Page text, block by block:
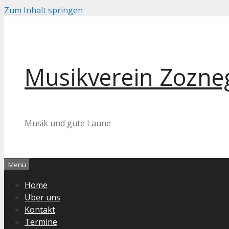
Zum Inhalt springen
Musikverein
Musik und gute Laune
Menü
Home
Über uns
Kontakt
Termine